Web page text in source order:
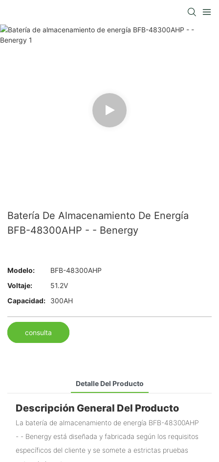
Batería De Almacenamiento De Energía
BFB-48300AHP - - Benergy
Modelo:
BFB-48300AHP
Voltaje:
51.2V
Capacidad:
300AH
consulta
Detalle Del Producto
Descripción General Del Producto
La batería de almacenamiento de energía BFB-48300AHP
- - Benergy está diseñada y fabricada según los requisitos
específicos del cliente y se somete a estrictas pruebas